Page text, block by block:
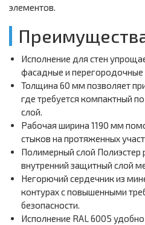
элементов.
Исполнение для стен
фасадные и перегородочные
Толщина 60 мм позволяет
где требуется компактный
слой.
Рабочая ширина 1190 мм
стыков на протяженных
Полимерный слой Полиэстер
внутренний защитный слой
Негорючий сердечник из
контурах с повышенными
безопасности.
Исполнение RAL 6005